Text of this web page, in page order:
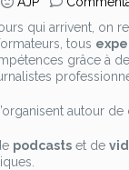
qui arrivent, on
tous
grâce à
autour de
podcastset de